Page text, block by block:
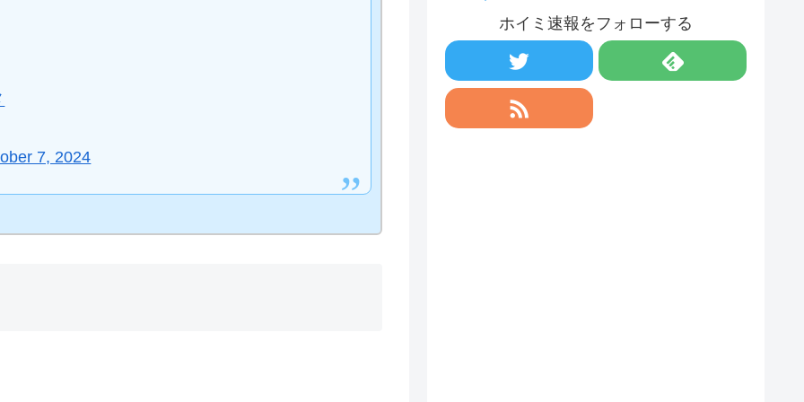
7, 2024
ホイミ速報をフォローする